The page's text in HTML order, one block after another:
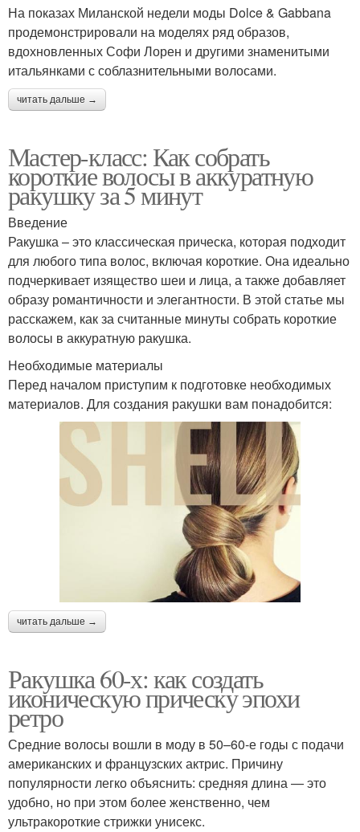
На показах Миланской недели моды Dolce & Gabbana
продемонстрировали на моделях ряд образов,
вдохновленных Софи Лорен и другими знаменитыми
итальянками с соблазнительными волосами.
читать дальше →
Мастер-класс: Как собрать
короткие волосы в аккуратную
ракушку за 5 минут
Введение
Ракушка – это классическая прическа, которая подходит
для любого типа волос, включая короткие. Она идеально
подчеркивает изящество шеи и лица, а также добавляет
образу романтичности и элегантности. В этой статье мы
расскажем, как за считанные минуты собрать короткие
волосы в аккуратную ракушка.
Необходимые материалы
Перед началом приступим к подготовке необходимых
материалов. Для создания ракушки вам понадобится:
читать дальше →
Ракушка 60-х: как создать
иконическую прическу эпохи
ретро
Средние волосы вошли в моду в 50–60-е годы с подачи
американских и французских актрис. Причину
популярности легко объяснить: средняя длина — это
удобно, но при этом более женственно, чем
ультракороткие стрижки унисекс.